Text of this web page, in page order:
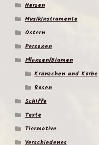
Herzen
Musikinstrumente
Ostern
Personen
Pflanzen/Blumen
Kränzchen und Körbe
Rosen
Schiffe
Texte
Tiermotive
Verschiedenes